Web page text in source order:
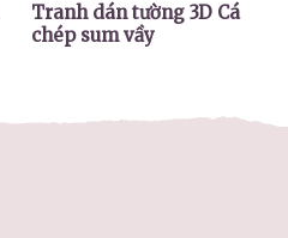
Tranh dán tường 3D Cá
chép sum vầy